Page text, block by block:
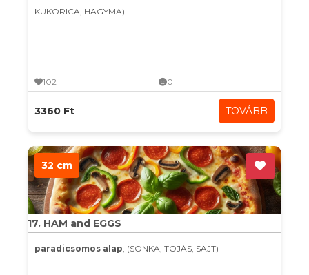
KUKORICA, HAGYMA)
102 0
3360 Ft TOVÁBB
32 cm
17. HAM and EGGS
paradicsomos alap, (SONKA, TOJÁS, SAJT)